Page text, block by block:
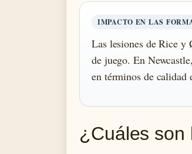
IMPACTO EN LAS
Las lesiones de Rice y
de juego. En
en términos de calidad
¿Cuáles son